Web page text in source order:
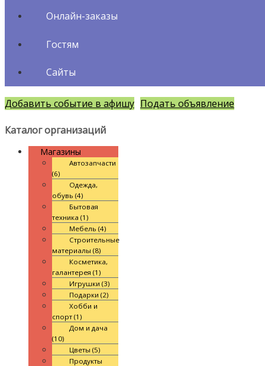
Онлайн-заказы
Гостям
Сайты
Добавить событие в афишу Подать объявление
Каталог организаций
Магазины
Автозапчасти
(6)
Одежда,
обувь (4)
Бытовая
техника (1)
Мебель (4)
Строительные
материалы (8)
Косметика,
галантерея (1)
Игрушки (3)
Подарки (2)
Хобби и
спорт (1)
Дом и дача
(10)
Цветы (5)
Продукты